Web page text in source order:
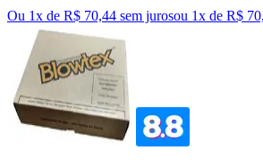
Ou 1x de R$ 70,44 sem jurosou 1x de R$